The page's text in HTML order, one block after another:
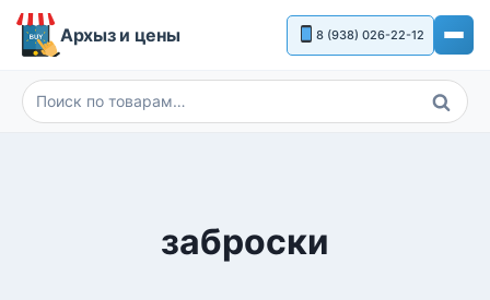
Перейти
Архыз и цены 8 (938) 026-22-12
Искать:
Поиск
заброски